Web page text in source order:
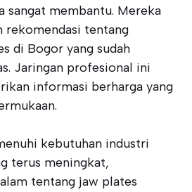
sangat membantu. Mereka
rekomendasi tentang
di Bogor yang sudah
Jaringan profesional ini
informasi berharga yang
kebutuhan industri
terus meningkat,
tentang jaw plates